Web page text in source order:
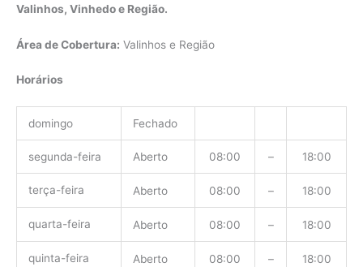
Valinhos, Vinhedo e Região.
Área de Cobertura: Valinhos e Região
Horários
domingo Fechado
segunda-feira Aberto 08:00 – 18:00
terça-feira Aberto 08:00 – 18:00
quarta-feira Aberto 08:00 – 18:00
quinta-feira Aberto 08:00 – 18:00